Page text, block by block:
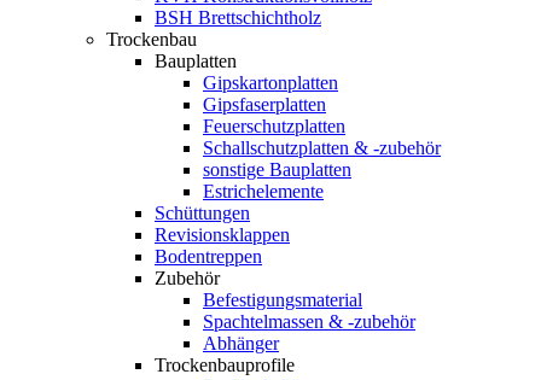
BSH Brettschichtholz
Trockenbau
Bauplatten
Gipskartonplatten
Gipsfaserplatten
Feuerschutzplatten
Schallschutzplatten & -zubehör
sonstige Bauplatten
Estrichelemente
Schüttungen
Revisionsklappen
Bodentreppen
Zubehör
Befestigungsmaterial
Spachtelmassen & -zubehör
Abhänger
Trockenbauprofile